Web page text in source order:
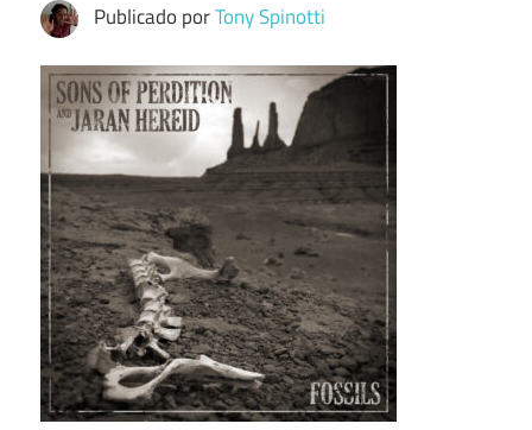
Publicado porTony Spinotti